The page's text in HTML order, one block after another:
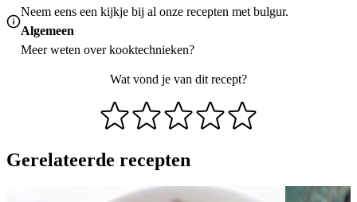
Neem eens een kijkje bij al onze recepten met bulgur.
Algemeen
Meer weten overkooktechnieken?
Wat vond je van dit recept?
Gerelateerde recepten